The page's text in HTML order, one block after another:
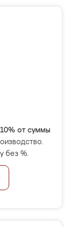
10% от суммы
без %.